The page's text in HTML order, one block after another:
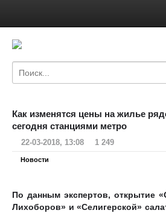
Как изменятся цены на жилье
сегодня станциями метро
22-03-2018, 13:08 1 249
Новости
По данным экспертов, открытие
Лихоборов» и «Селигерской»